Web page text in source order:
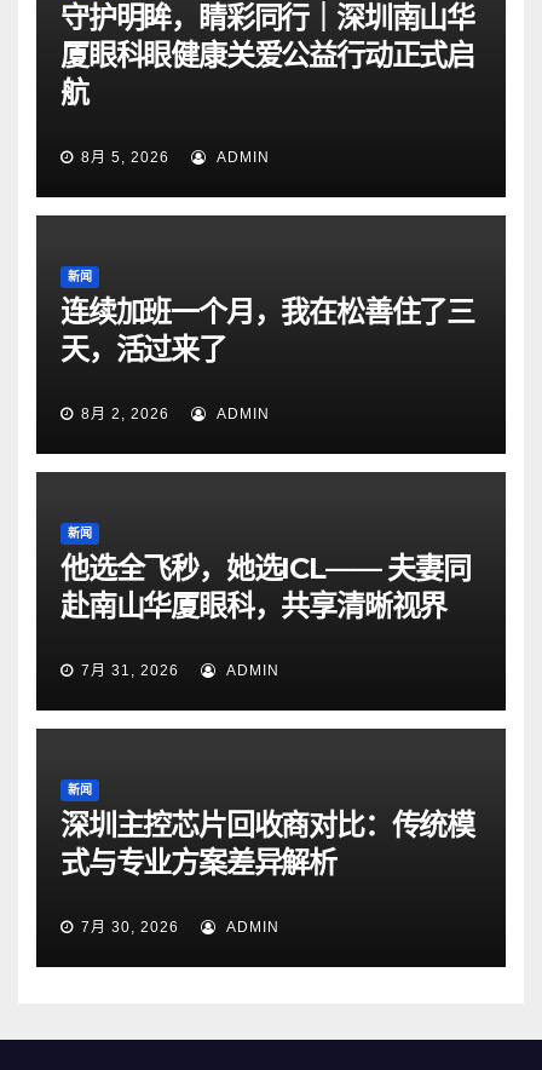
守护明眸，睛彩同行｜深圳南山华
厦眼科眼健康关爱公益行动正式启
航
8月 5, 2026 ADMIN
新闻
连续加班一个月，我在松善住了三
天，活过来了
8月 2, 2026 ADMIN
新闻
他选全飞秒，她选ICL—— 夫妻同
赴南山华厦眼科，共享清晰视界
7月 31, 2026 ADMIN
新闻
深圳主控芯片回收商对比：传统模
式与专业方案差异解析
7月 30, 2026 ADMIN